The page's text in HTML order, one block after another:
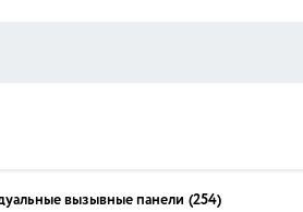
вызывные панели (254)